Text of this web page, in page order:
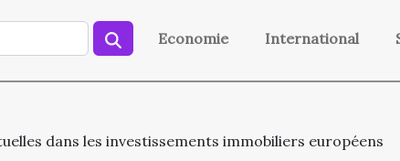
Economie International
dans les investissements immobiliers européens